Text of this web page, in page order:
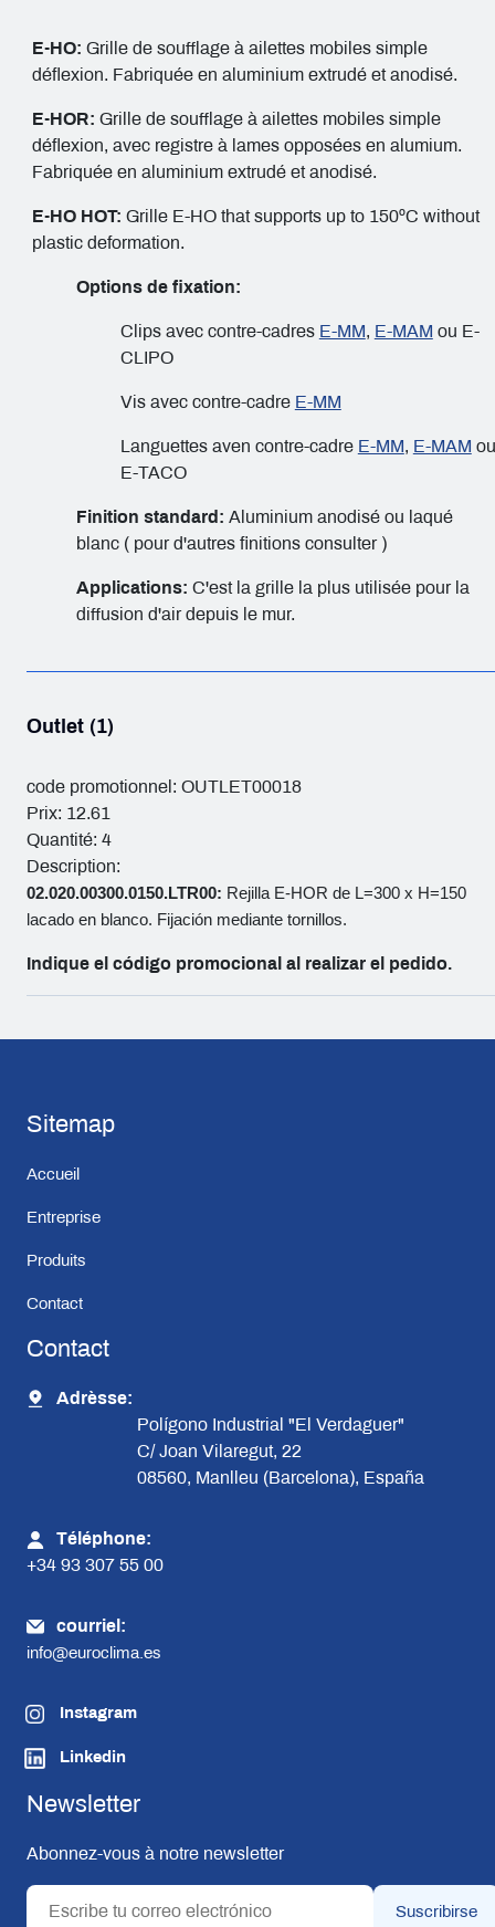
E-HO: Grille de soufflage à ailettes mobiles simple
déflexion. Fabriquée en aluminium extrudé et anodisé.
E-HOR: Grille de soufflage à ailettes mobiles simple
déflexion, avec registre à lames opposées en alumium.
Fabriquée en aluminium extrudé et anodisé.
E-HO HOT: Grille E-HO that supports up to 150ºC without
plastic deformation.
Options de fixation:
Clips avec contre-cadres E-MM, E-MAM ou E-
CLIPO
Vis avec contre-cadre E-MM
Languettes aven contre-cadre E-MM, E-MAM ou
E-TACO
Finition standard: Aluminium anodisé ou laqué
blanc ( pour d'autres finitions consulter )
Applications: C'est la grille la plus utilisée pour la
diffusion d'air depuis le mur.
Outlet (1)
code promotionnel: OUTLET00018
Prix: 12.61
Quantité: 4
Description:
02.020.00300.0150.LTR00: Rejilla E-HOR de L=300 x H=150
lacado en blanco. Fijación mediante tornillos.
Indique el código promocional al realizar el pedido.
Sitemap
Accueil
Entreprise
Produits
Contact
Contact
Adrèsse:
Polígono Industrial "El Verdaguer"
C/ Joan Vilaregut, 22
08560, Manlleu (Barcelona), España
Téléphone:
+34 93 307 55 00
courriel:
info@euroclima.es
Instagram
Linkedin
Newsletter
Abonnez-vous à notre newsletter